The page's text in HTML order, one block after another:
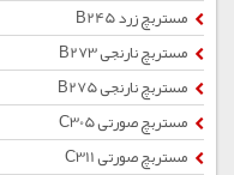
مستربچ زرد B245
مستربچ نارنجی B273
مستربچ نارنجی B275
مستربچ صورتی C305
مستربچ صورتی C311